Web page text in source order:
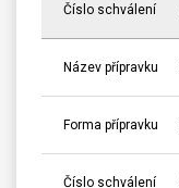
Číslo schválení
Název přípravku
Forma přípravku
Číslo schválení